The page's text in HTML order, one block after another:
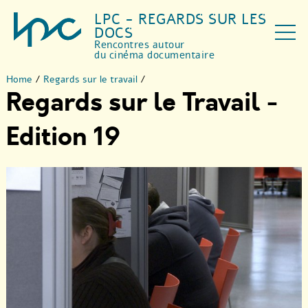
LPC - REGARDS SUR LES
DOCS
Rencontres autour
du cinéma documentaire
Home / Regards sur le travail /
Regards sur le Travail -
Edition 19